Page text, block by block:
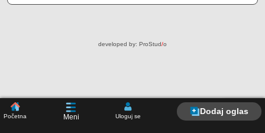
Početna Meni Uloguj se
Dodaj oglas
developed by: ProStud/o